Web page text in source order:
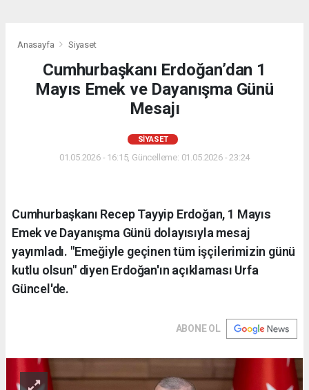
Anasayfa Siyaset
Cumhurbaşkanı Erdoğan’dan 1
Mayıs Emek ve Dayanışma Günü
Mesajı
SIYASET
01.05.2026 - 16:15, Güncelleme: 01.05.2026 - 23:24
Cumhurbaşkanı Recep Tayyip Erdoğan, 1 Mayıs
Emek ve Dayanışma Günü dolayısıyla mesaj
yayımladı. "Emeğiyle geçinen tüm işçilerimizin günü
kutlu olsun" diyen Erdoğan'ın açıklaması Urfa
Güncel'de.
ABONE OL